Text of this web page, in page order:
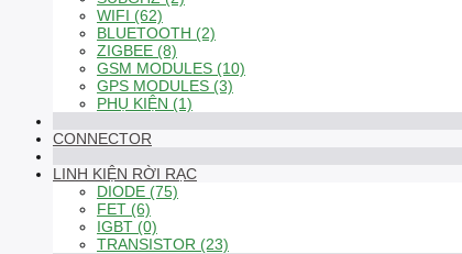
WIFI (62)
BLUETOOTH (2)
ZIGBEE (8)
GSM MODULES (10)
GPS MODULES (3)
PHỤ KIỆN (1)
CONNECTOR
LINH KIỆN RỜI RẠC
DIODE (75)
FET (6)
IGBT (0)
TRANSISTOR (23)